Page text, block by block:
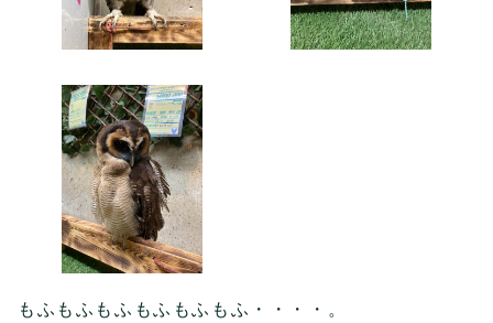
もふもふもふもふもふもふ・・・・。